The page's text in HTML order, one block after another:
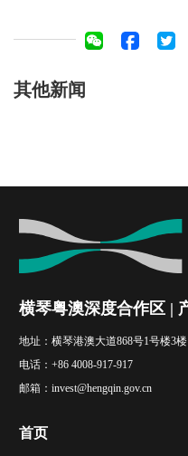
其他新闻
横琴粤澳深度合作区 |
地址： 横琴港澳大道868号1号楼3楼
电话： +86 4008-917-917
邮箱： invest@hengqin.gov.cn
首页